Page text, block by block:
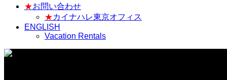
★お問い合わせ
★カイナハレ東京オフィス
ENGLISH
Vacation Rentals